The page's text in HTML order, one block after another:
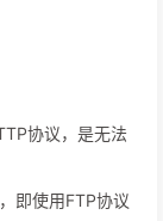
协议，是无法
，即使用FTP协议